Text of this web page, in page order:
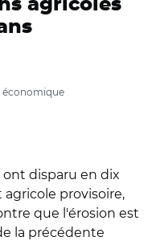
agricoles
économique
disparu en dix
agricole provisoire,
que l'érosion est
la précédente